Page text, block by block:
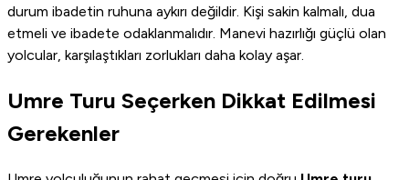
durum ibadetin ruhuna aykırı değildir. Kişi sakin kalmalı, dua
etmeli ve ibadete odaklanmalıdır. Manevi hazırlığı güçlü olan
yolcular, karşılaştıkları zorlukları daha kolay aşar.
Umre Turu Seçerken Dikkat Edilmesi
Gerekenler